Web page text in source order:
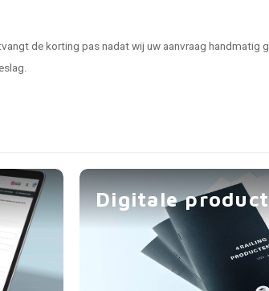
de korting pas nadat wij uw aanvraag handmatig
Digitale